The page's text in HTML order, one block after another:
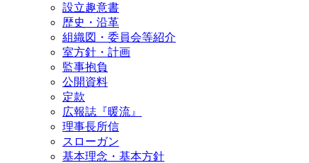
設立趣意書
歴史・沿革
組織図・委員会等紹介
室方針・計画
監事抱負
公開資料
定款
広報誌『暖流』
理事長所信
スローガン
基本理念・基本方針